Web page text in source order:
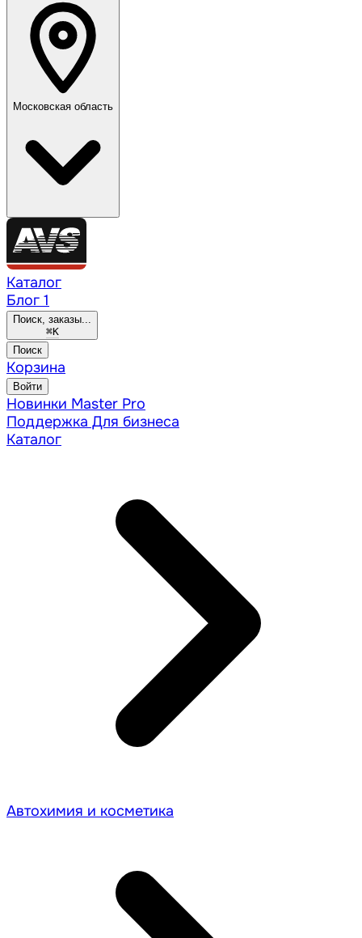
Московская область
Каталог
Блог 1
Поиск, заказы...
⌘K
Поиск
Корзина
Войти
Новинки Master Pro
Поддержка Для бизнеса
Каталог
Автохимия и косметика